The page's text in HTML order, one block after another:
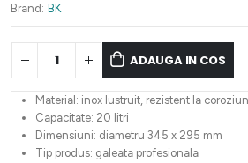
Brand: BK
ADAUGA IN COS
Material: inox lustruit, rezistent la
Capacitate: 20 litri
Dimensiuni: diametru 345 x 295 mm
Tip produs: galeata profesionala